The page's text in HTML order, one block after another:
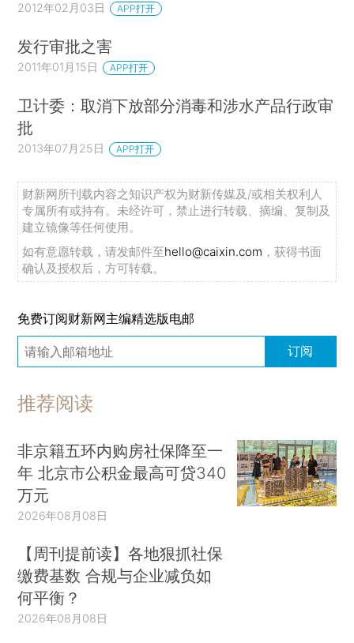
2012年02月03日 APP打开
发行审批之害
2011年01月15日 APP打开
卫计委：取消下放部分消毒和涉水产品行政审
批
2013年07月25日 APP打开
财新网所刊载内容之知识产权为财新传媒及/或相关权利人
专属所有或持有。未经许可，禁止进行转载、摘编、复制及
建立镜像等任何使用。
如有意愿转载，请发邮件至hello@caixin.com ，获得书面
确认及授权后，方可转载。
免费订阅财新网主编精选版电邮
订阅
推荐阅读
非京籍五环内购房社保降至一
年 北京市公积金最高可贷340
万元
2026年08月08日
【周刊提前读】各地狠抓社保
缴费基数 合规与企业减负如
何平衡？
2026年08月08日